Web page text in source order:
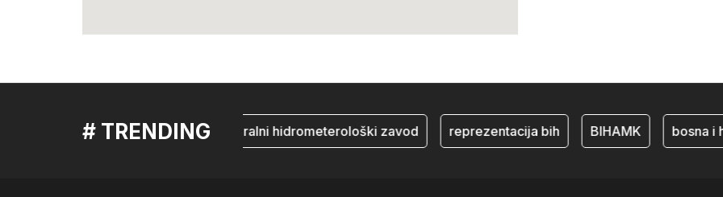
# TRENDING
mostar Federalni hidrometerološki zavod reprezentacija bih BIHAMK bosna i